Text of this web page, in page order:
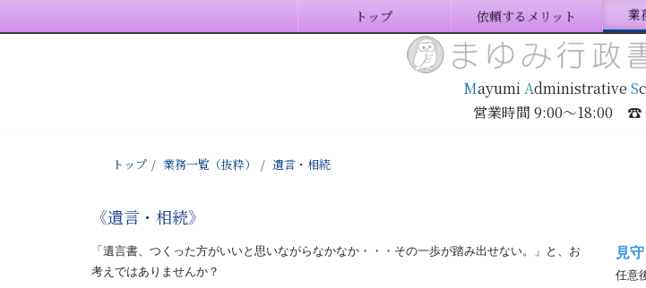
トップ 依頼するメリット 業
MayumiAdministrative S
営業時間 9:00〜18:00 ☎
トップ 業務一覧（抜粋） 遺言・相続
《遺言・相続》
「遺言書、つくった方がいいと思いながらなかなか・・・その一歩が踏み出せない。」と、お
考えではありませんか？
見
任意